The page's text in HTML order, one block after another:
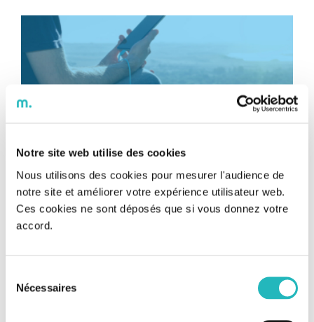
Notre site web utilise des cookies
Nous utilisons des cookies pour mesurer l'audience de
notre site et améliorer votre expérience utilisateur web.
Ces cookies ne sont déposés que si vous donnez votre
accord.
Nécessaires
Des étudiants créent une veste avec des
Des étudiants créent une veste avec
des panneaux solaires !
solaires ! Temps de lecture : 5 min Et si nous pouvions
recharger nos accessoires électroniques n’importe où,